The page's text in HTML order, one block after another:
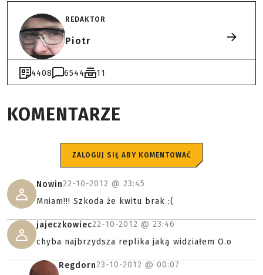
REDAKTOR
Piotr
4408 6544 11
KOMENTARZE
ZALOGUJ SIĘ ABY KOMENTOWAĆ
Nowin22-10-2012 @ 23:45
Mniam!!! Szkoda że kwitu brak :(
jajeczkowiec22-10-2012 @ 23:46
chyba najbrzydsza replika jaką widziałem O.o
Regdorn23-10-2012 @ 00:07